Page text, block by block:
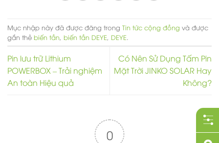
Mục nhập này đã được đăng trong Tin tức cộng đồng và được
gắn thẻ biến tần biến tần DEYE DEYE
Pin lưu trữ Lithium
POWERBOX – Trải nghiệm
An toàn Hiệu quả
Có Nên Sử Dụng Tấm Pin
Mặt Trời JINKO SOLAR Hay
Không?
0